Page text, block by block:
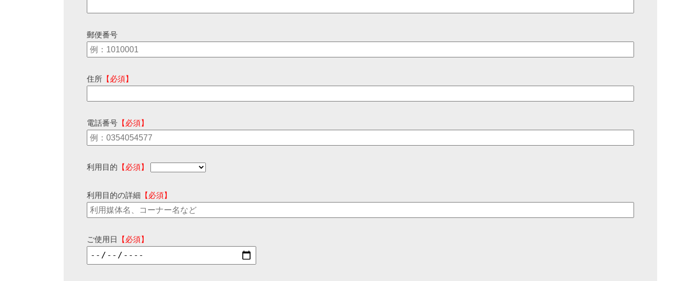
郵便番号
住所 【必須】
電話番号 【必須】
利用目的 【必須】
利用目的の詳細 【必須】
ご使用日 【必須】